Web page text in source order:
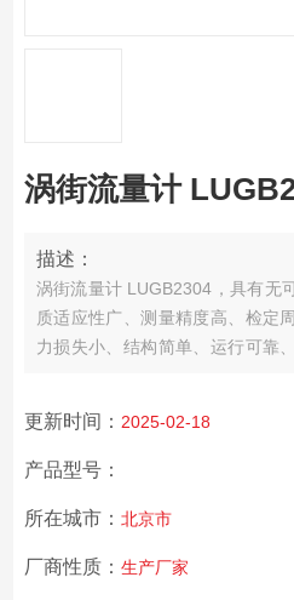
涡街流量计
描述：
涡街流量计 LUGB2304，具有无
质适应性广、测量精度高、检定
力损失小、结构简单、运行可靠
体、蒸气等单相流体的工艺计量和
更新时间： 2025-02-18
产品型号：
所在城市： 北京市
厂商性质： 生产厂家